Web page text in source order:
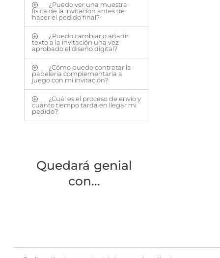
¿Puedo ver una muestra
física de la invitación antes de
hacer el pedido final?
¿Puedo cambiar o añadir
texto a la invitación una vez
aprobado el diseño digital?
¿Cómo puedo contratar la
papelería complementaria a
juego con mi invitación?
¿Cuál es el proceso de envío y
cuánto tiempo tarda en llegar mi
pedido?
Quedará genial
con...